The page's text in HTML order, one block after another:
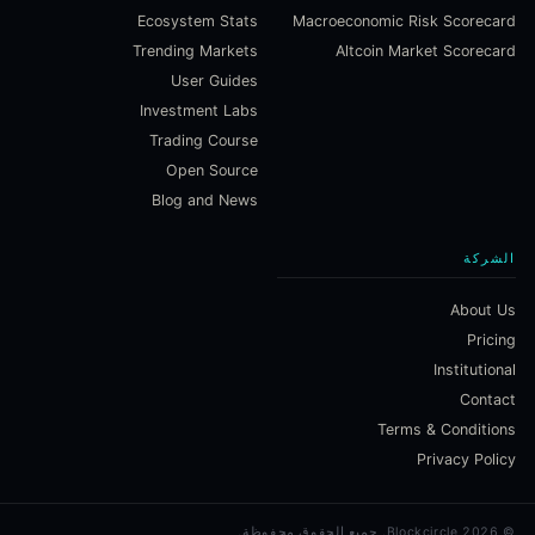
Macroeconomic Risk Scorecard
Altcoin Market Scorecard
Ecosystem Stats
Trending Markets
User Guides
Investment Labs
Trading Course
Open Source
Blog and News
الشركة
About Us
Pricing
Institutional
Contact
Terms & Conditions
Privacy Policy